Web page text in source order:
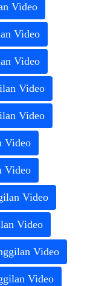
Video
Video
Video
Video
Video
Video
Video
Video
Video
Video
Video